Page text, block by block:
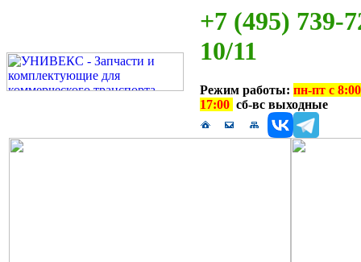
+7 (495) 739-
10/11
Режим работы: пн-пт с
17:00 сб-вс выходные